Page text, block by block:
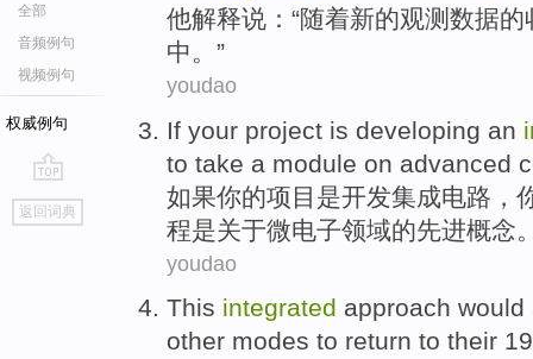
全部
音频例句
视频例句
权威例句
go
top
返回词典
他解释说 ：“随着新的观测 数据的
中。”
youdao
If your project is developing an
to take a module on advanced
如果你的项目 是开发集成电路 ，
程是关于微电子领域的先进概念
youdao
This integrated approach would
other modes to return to their